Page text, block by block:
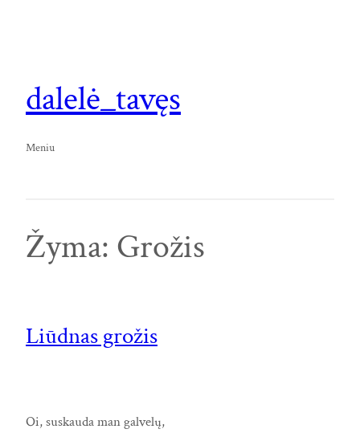
dalelė_tavęs
Meniu
Žyma: Grožis
Liūdnas grožis
Oi, suskauda man galvelų,